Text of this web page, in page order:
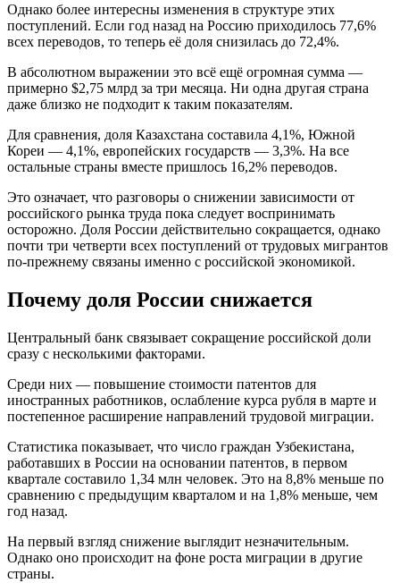
Однако более интересны изменения в структуре этих
поступлений. Если год назад на Россию приходилось 77,6%
всех переводов, то теперь её доля снизилась до 72,4%.
В абсолютном выражении это всё ещё огромная сумма —
примерно $2,75 млрд за три месяца. Ни одна другая страна
даже близко не подходит к таким показателям.
Для сравнения, доля Казахстана составила 4,1%, Южной
Кореи — 4,1%, европейских государств — 3,3%. На все
остальные страны вместе пришлось 16,2% переводов.
Это означает, что разговоры о снижении зависимости от
российского рынка труда пока следует воспринимать
осторожно. Доля России действительно сокращается, однако
почти три четверти всех поступлений от трудовых мигрантов
по-прежнему связаны именно с российской экономикой.
Почему доля России снижается
Центральный банк связывает сокращение российской доли
сразу с несколькими факторами.
Среди них — повышение стоимости патентов для
иностранных работников, ослабление курса рубля в марте и
постепенное расширение направлений трудовой миграции.
Статистика показывает, что число граждан Узбекистана,
работавших в России на основании патентов, в первом
квартале составило 1,34 млн человек. Это на 8,8% меньше по
сравнению с предыдущим кварталом и на 1,8% меньше, чем
год назад.
На первый взгляд снижение выглядит незначительным.
Однако оно происходит на фоне роста миграции в другие
страны.